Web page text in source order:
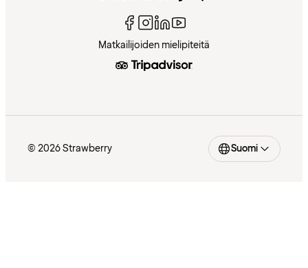
Matkailijoiden mielipiteitä
© 2026 Strawberry Suomi